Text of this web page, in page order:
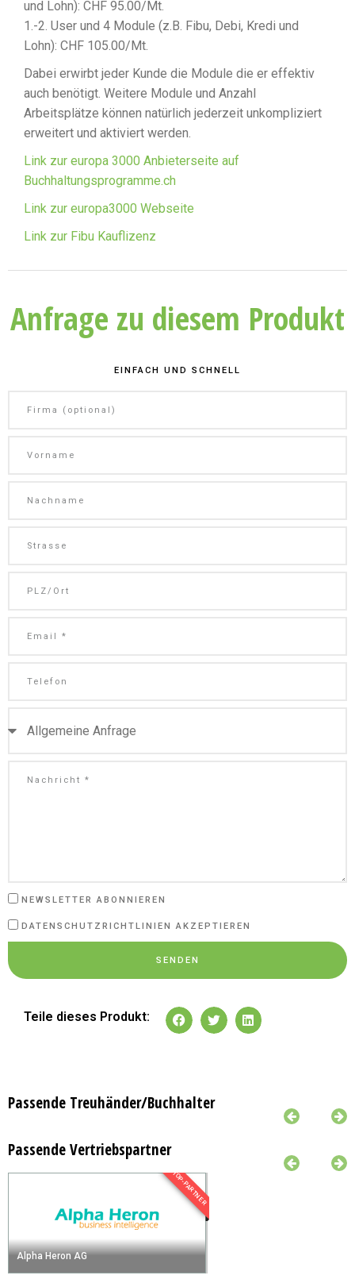
und Lohn): CHF 95.00/Mt.
1.-2. User und 4 Module (z.B. Fibu, Debi, Kredi und
Lohn): CHF 105.00/Mt.
Dabei erwirbt jeder Kunde die Module die er effektiv
auch benötigt. Weitere Module und Anzahl
Arbeitsplätze können natürlich jederzeit unkompliziert
erweitert und aktiviert werden.
Link zur europa 3000 Anbieterseite auf
Buchhaltungsprogramme.ch
Link zur europa3000 Webseite
Link zur Fibu Kauflizenz
Anfrage zu diesem Produkt
EINFACH UND SCHNELL
NEWSLETTER ABONNIEREN
DATENSCHUTZRICHTLINIEN AKZEPTIEREN
SENDEN
Teile dieses Produkt:
Passende Treuhänder/Buchhalter
Passende Vertriebspartner
Alpha Heron AG
TOP-PARTNER